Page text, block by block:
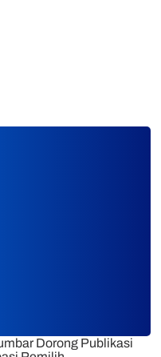
Dorong Publikasi